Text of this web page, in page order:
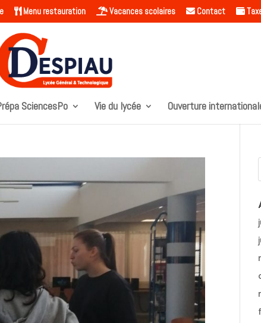
Menu restauration Vacances scolaires Contact
SciencesPo Vie du lycée Ouverture